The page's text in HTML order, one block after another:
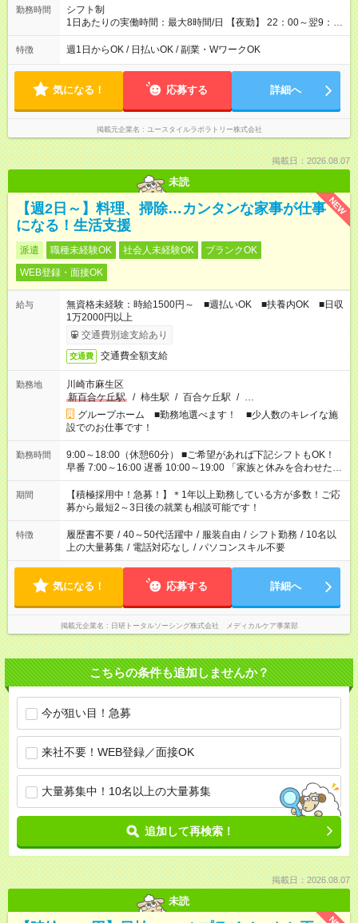
勤務時間
シフト制
1日あたりの実働時間：最大8時間/日 【夜勤】 22：00～翌9：
00 ※週1日～OK ／ 夜勤専従 ＊＊ 勤務時間例 ＊＊ ■22時か
ら翌7時 ■23時から翌8時 ■24時から翌9時 など ※上記の時間
ます。 ※曜日固定（毎週同じ曜日での勤務となります）
特徴 週1日からOK / 日払いOK / 副業・WワークOK
気になる！ 応募する 詳細へ
掲載元企業名 ユースタイルラボラトリー株式会社
掲載日：2026.08.07
未読
NEW
【週2日～】料理、掃除…カンタンな家事が仕事
になる！生活支援
派遣 職種未経験OK 社会人未経験OK
ブランクOK
WEB登録・面接OK
給与
無資格未経験：時給1500円～ ■週払いOK ■扶養内OK ■日収
1万2000円以上
交通費別途支給あり
交通費 交通費全額支給
勤務地
川崎市麻生区
新百合ケ丘駅
/ 柿生駅 / 百合ケ丘駅 / …
グループホーム ■勤務地選べます！ ■少人数のキレイな施
設でのお仕事です！
勤務時間
9:00～18:00（休憩60分） ■ご希望があれば下記シフトもOK！
早番 7:00～16:00 遅番 10:00～19:00 「家族と休みを合わせた
い」 「余裕を持って夕飯の準備がしたい」 「できれば残業はし
たくない」 など、ご希望を教えてくださいね。 ※Wワーク希望
の方へ 今ご覧のお仕事で希望する勤務時間と、もう1つのお仕事
の勤務時間。 合計で週40時間を超える場合は応募できません。
期間
【積極採用中！急募！】＊1年以上勤務している方が多数！ご応
募から最短2～3日後の就業も相談可能です！
特徴 履歴書不要 / 40～50代活躍中 / 服装自由 / シフト勤務 / 10名以
上の大量募集 / 電話対応なし / パソコンスキル不要
気になる！ 応募する 詳細へ
掲載元企業名 日研トータルソーシング株式会社 メディカルケア事業部
こちらの条件も追加しませんか？
今が狙い目！急募
来社不要！WEB登録／面接OK
大量募集中！10名以上の大量募集
追加して再検索！
掲載日：2026.08.07
未読